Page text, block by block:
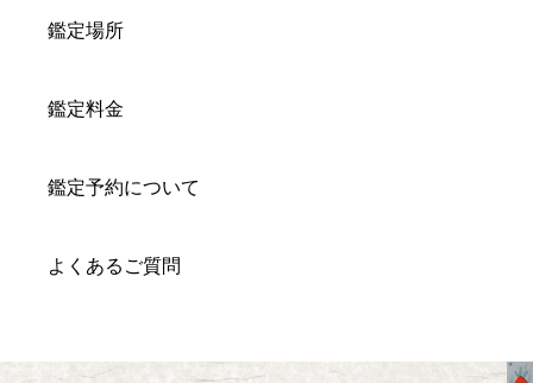
鑑定場所
鑑定料金
鑑定予約について
よくあるご質問